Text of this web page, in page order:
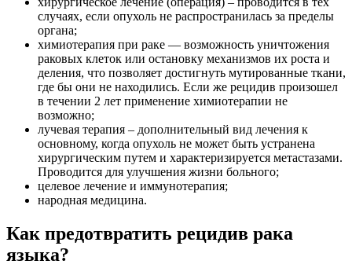
случаях, если опухоль не распространилась за пределы
органа;
химиотерапия при раке — возможность уничтожения
раковых клеток или остановку механизмов их роста и
деления, что позволяет достигнуть мутированные ткани,
где бы они не находились. Если же рецидив произошел
в течении 2 лет применение химиотерапии не
возможно;
лучевая терапия – дополнительный вид лечения к
основному, когда опухоль не может быть устранена
хирургическим путем и характеризируется метастазами.
Проводится для улучшения жизни больного;
целевое лечение и иммунотерапия;
народная медицина.
Как предотвратить рецидив рака
языка?